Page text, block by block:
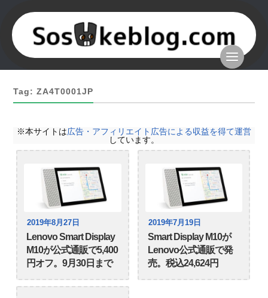
Tag: ZA4T0001JP
※本サイトは広告・アフィリエイト広告による収益を得て運営
しています。
2019年8月27日
Lenovo Smart Display
M10が公式通販で5,400
円オフ。9月30日まで
2019年7月19日
Smart Display M10が
Lenovo公式通販で発
売。税込24,624円